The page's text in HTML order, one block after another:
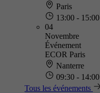
Paris
13:00 - 15:00
04
Novembre
Événement
ECOR Paris
Nanterre
09:30 - 14:00
Tous les événements